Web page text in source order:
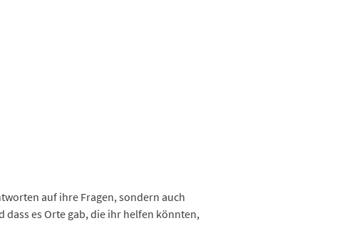
auf ihre Fragen, sondern auch
es Orte gab, die ihr helfen könnten,